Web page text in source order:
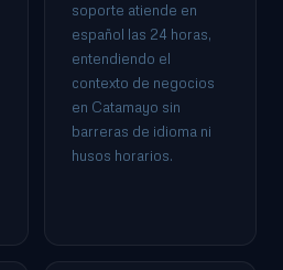
soporte atiende en
español las 24 horas,
entendiendo el
contexto de negocios
en Catamayo sin
barreras de idioma ni
husos horarios.